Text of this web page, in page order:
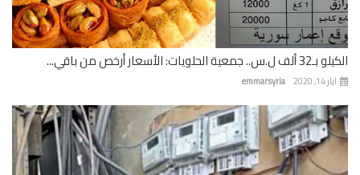
الكيلو بـ32 ألف ل.س.. جمعية الحلويات: الأسعار أرخص من باقي...
emmarsyria ايار 14, 2020